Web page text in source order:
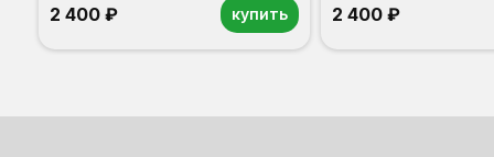
2 400 ₽ купить 2 400 ₽